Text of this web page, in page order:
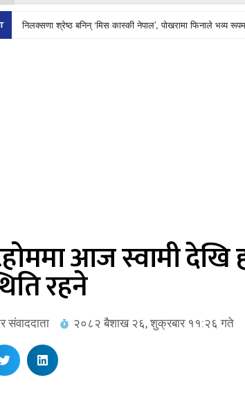
निलक्सणा श्रेष्ठ बनिन् ‘मिस कास्की नेपाल’, पोखरामा फिनाले भव्य
आज स्वामी
रहने
संवाददाता २०८२ बैशाख २६, शुक्रबार ११:२६ गते